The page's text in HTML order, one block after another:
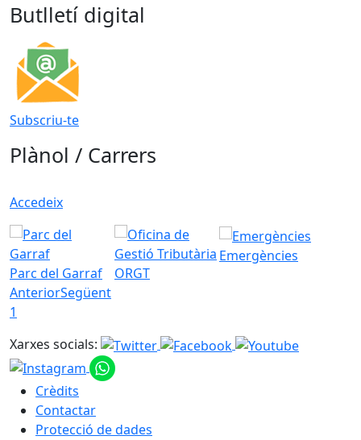
Butlletí digital
Subscriu-te
Plànol / Carrers
Accedeix
Parc del Garraf ORGT
Emergències
AnteriorSegüent
1
Xarxes socials:
Crèdits
Contactar
Protecció de dades